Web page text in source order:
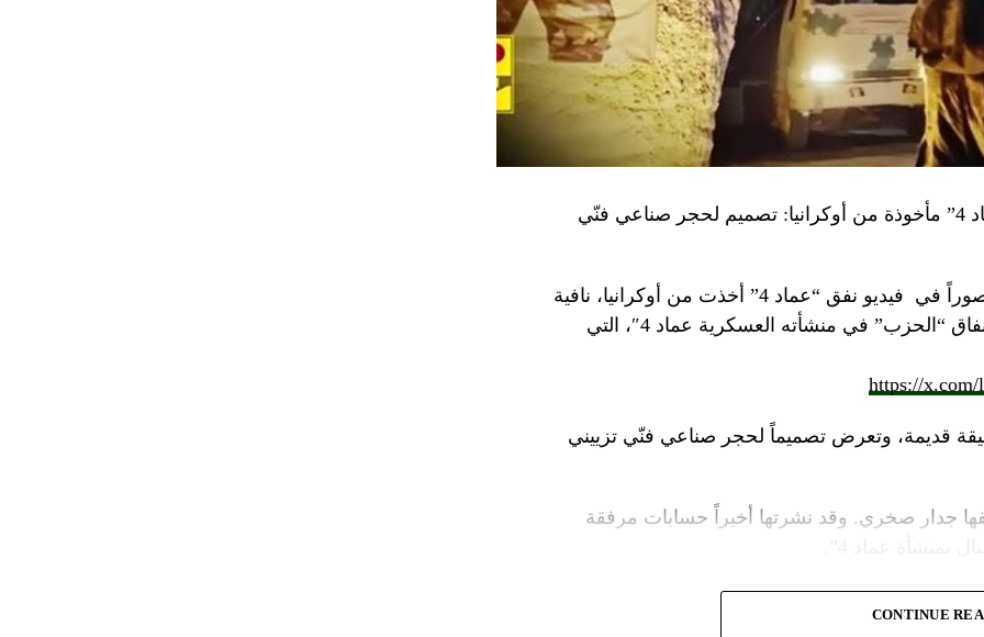
“النهار” تكشف حقيقة صور في فيديو نفق “عماد 4” مأخوذة من أوكرانيا: تصميم لحجر صناعي فنّي
في فيديو
نفق “عماد 4” أخذت من أوكرانيا، نافية
المزاعم المتداولة حول صورة “ملتقطة داخل أنفاق “الحزب” في منشأته العسكرية عماد 4″، التي
https://x.com/
قديمة، وتعرض تصميماً لحجر صناعي فنّي تزييني
جدار صخري. وقد نشرتها أخيراً حسابات مرفقة
CONTINUE